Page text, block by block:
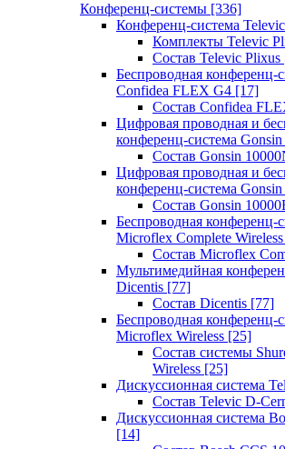
Конференц-системы [336]
Конференц-система
Комплекты Televic
Состав Televic Plixus
Беспроводная конференц-
Confidea FLEX G4 [17]
Состав Confidea
Цифровая проводная и
конференц-система
Состав Gonsin
Цифровая проводная и
конференц-система
Состав Gonsin
Беспроводная конференц-
Microflex Complete Wireless
Состав Microflex
Мультимедийная
Dicentis [77]
Состав Dicentis [77]
Беспроводная конференц-
Microflex Wireless [25]
Состав системы
Wireless [25]
Дискуссионная система
Состав Televic D-
Дискуссионная система
[14]